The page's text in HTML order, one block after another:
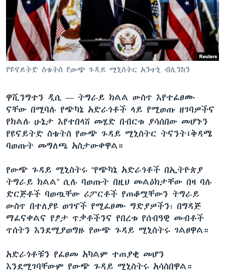
ቋንቋዎች
የዩናይትድ ስቴትስ የውጭ ጉዳይ ሚኒስትር አንተኒ ብሊንከን
ዋሺንግተን ዲሲ — ትግራይ ክልል ውስጥ እየተፈፀሙ
ናቸው በሚባሉ የጭካኔ አድራጎቶች ላይ የሚወጡ ዘገባዎችና
የክልሉ ሁኔታ እየተበላሸ መሄድ በብርቱ ያሳሰበው መሆኑን
የዩናይትድ ስቴትስ የውጭ ጉዳይ ሚኒስትር ትናንት፤ቅዳሜ
ባወጡት መግለጫ አስታውቀዋል።
የውጭ ጉዳይ ሚኒስትሩ “የጭካኔ አድራጎቶች በኢትዮጵያ
ትግራይ ክልል” ሲሉ ባወጡት በዚህ መልዕክታቸው በዛ ባሉ
ድርጅቶች ባወጧቸው ሪፖርቶች የጠቆሟቸውን ትግራይ
ውስጥ በተለያዩ ወገኖች የሚፈፀሙ ግድያዎችን፣ በግዳጅ
ማፈናቀልና የፆታ ጥቃቶችንና የበረቱ የሰብዓዊ መብቶች
ጥሰትን እንደሚያወግዙ የውጭ ጉዳይ ሚኒስትሩ ገልፀዋል።
አድራጎቶቹን የፈፀመ አካልም ተጠያቂ መሆን
እንደሚገባቸውም የውጭ ጉዳይ ሚኒስትሩ አሳስበዋል።